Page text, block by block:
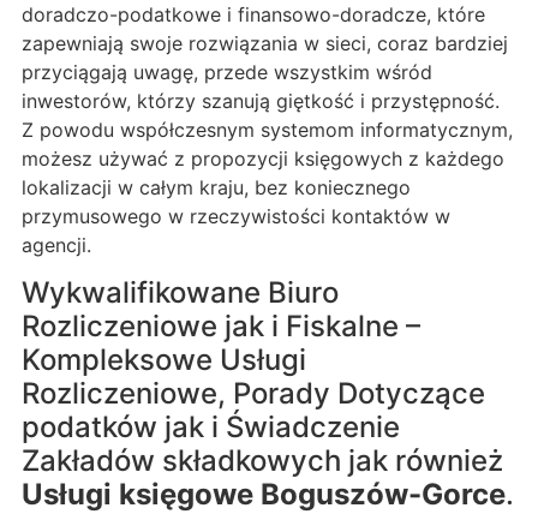
doradczo-podatkowe i finansowo-doradcze, które
zapewniają swoje rozwiązania w sieci, coraz bardziej
przyciągają uwagę, przede wszystkim wśród
inwestorów, którzy szanują giętkość i przystępność.
Z powodu współczesnym systemom informatycznym,
możesz używać z propozycji księgowych z każdego
lokalizacji w całym kraju, bez koniecznego
przymusowego w rzeczywistości kontaktów w
agencji.
Wykwalifikowane Biuro
Rozliczeniowe jak i Fiskalne –
Kompleksowe Usługi
Rozliczeniowe, Porady Dotyczące
podatków jak i Świadczenie
Zakładów składkowych jak również
Usługi księgowe Boguszów-Gorce.